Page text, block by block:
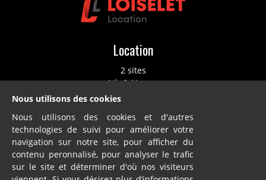
Location
2 sites
Ath & Namur
Dillies
Nous utilisons des cookies
Nous utilisons des cookies et d'autres
technologies de suivi pour améliorer votre
navigation sur notre site, pour afficher du
contenu peronnalisé, pour analyser le trafic
sur le site et déterminer d'où nos visiteurs